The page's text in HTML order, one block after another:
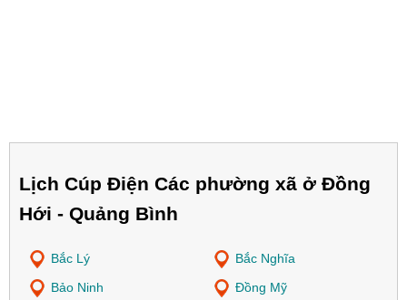
Lịch Cúp Điện Các phường xã ở Đồng
Hới - Quảng Bình
Bắc Lý
Bắc Nghĩa
Bảo Ninh
Đồng Mỹ